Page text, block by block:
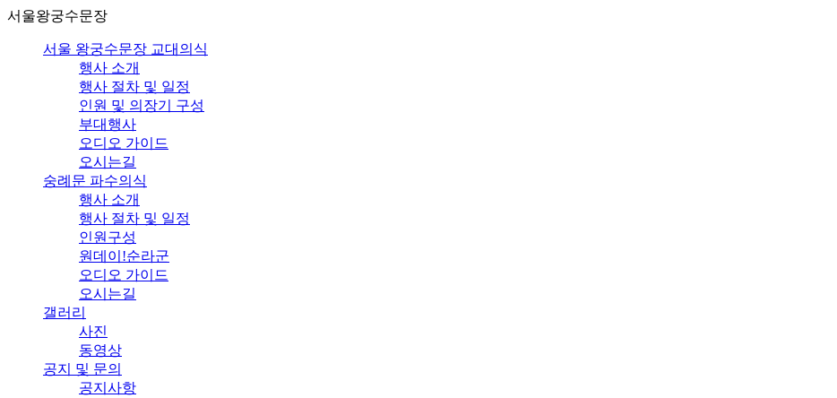
서울왕궁수문장
서울 왕궁수문장 교대의식
행사 소개
행사 절차 및 일정
인원 및 의장기 구성
부대행사
오디오 가이드
오시는길
숭례문 파수의식
행사 소개
행사 절차 및 일정
인원구성
원데이!순라군
오디오 가이드
오시는길
갤러리
사진
동영상
공지 및 문의
공지사항